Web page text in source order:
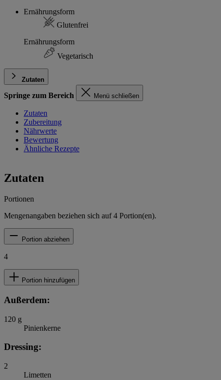
Ernährungsform
Glutenfrei
Ernährungsform
Vegetarisch
Zutaten
Springe zum Bereich Menü schließen
Zutaten
Zubereitung
Nährwerte
Bewertung
Ähnliche Rezepte
Zutaten
Portionen
Mengenangaben beziehen sich auf4 Portion(en).
Portion abziehen
4
Portion hinzufügen
Außerdem:
120 g
Pinienkerne
Dressing:
2
Limetten